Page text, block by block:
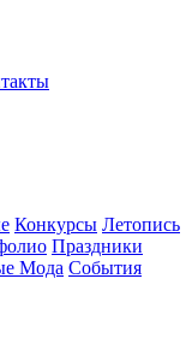
Конкурсы Летопись
Праздники
Мода События